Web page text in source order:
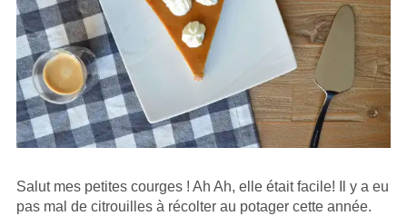
Salut mes petites courges ! Ah Ah, elle était facile! Il y a eu
pas mal de citrouilles à récolter au potager cette année.